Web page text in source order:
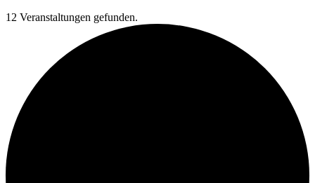
12 Veranstaltungen gefunden.